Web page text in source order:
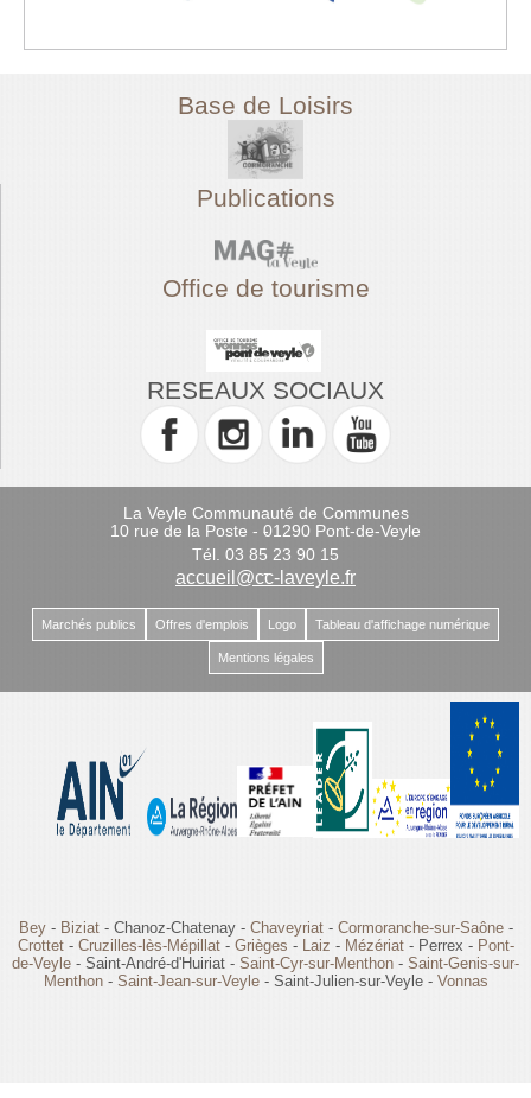
Base de Loisirs
Publications
Office de tourisme
RESEAUX SOCIAUX
La Veyle Communauté de Communes
-
10 rue de la Poste - 01290 Pont-de-Veyle
Tél. 03 85 23 90 15
-
accueil@cc-laveyle.fr
Marchés publics Offres d'emplois Logo Tableau d'affichage numérique
Mentions légales
Bey- Biziat- Chanoz-Chatenay - Chaveyriat- Cormoranche-sur-Saône-
Crottet - Cruzilles-lès-Mépillat- Grièges - Laiz - Mézériat- Perrex - Pont-
de-Veyle - Saint-André-d'Huiriat - Saint-Cyr-sur-Menthon - Saint-Genis-sur-
Menthon- Saint-Jean-sur-Veyle- Saint-Julien-sur-Veyle - Vonnas